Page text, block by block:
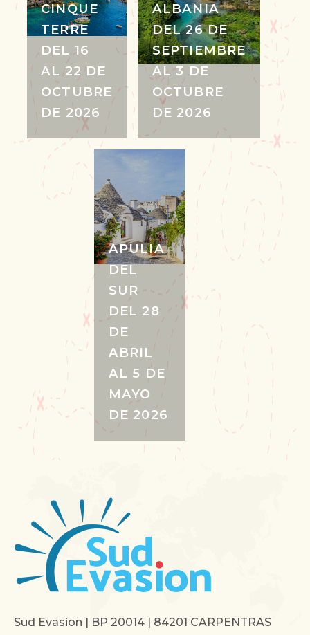
CINQUE
TERRE
DEL 16
AL 22 DE
OCTUBRE
DE 2026
ALBANIA
DEL 26 DE
SEPTIEMBRE
AL 3 DE
OCTUBRE
DE 2026
APULIA
DEL
SUR
DEL 28
DE
ABRIL
AL 5 DE
MAYO
DE 2026
Sud Evasion | BP 20014 | 84201 CARPENTRAS